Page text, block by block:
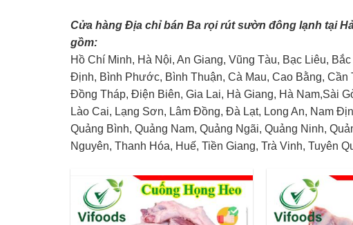
Cửa hàng Địa chỉ bán Ba rọi rút sườn đông lạnh tại
gồm:
Hồ Chí Minh, Hà Nội, An Giang, Vũng Tàu, Bạc Liêu,
Định, Bình Phước, Bình Thuận, Cà Mau, Cao Bằng,
Đồng Tháp, Điện Biên, Gia Lai, Hà Giang, Hà Nam,Sài
Lào Cai, Lạng Sơn, Lâm Đồng, Đà Lạt, Long An, Nam
Quảng Bình, Quảng Nam, Quảng Ngãi, Quảng Ninh,
Nguyên, Thanh Hóa, Huế, Tiền Giang, Trà Vinh, Tuyên